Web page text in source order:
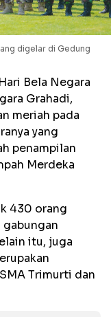
digelar di Gedung
Bela Negara
Grahadi,
meriah pada
yang
penampilan
Merdeka
430 orang
itu, juga
Trimurti dan